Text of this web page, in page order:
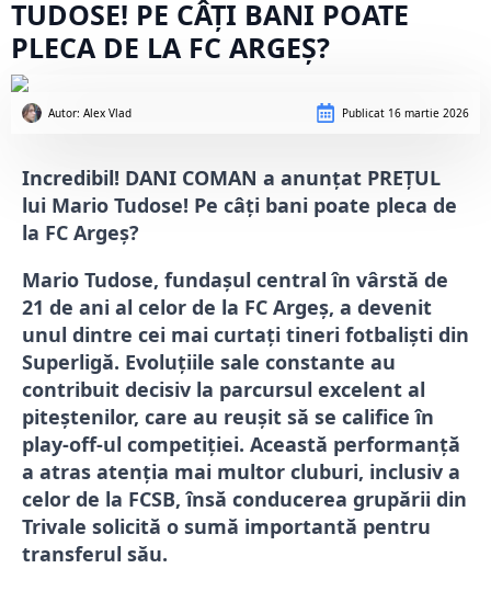
TUDOSE! PE CÂȚI BANI POATE
PLECA DE LA FC ARGEȘ?
Autor: Alex Vlad Publicat 16 martie 2026
Incredibil! DANI COMAN a anunțat PREȚUL
lui Mario Tudose! Pe câți bani poate pleca de
la FC Argeș?
Mario Tudose, fundașul central în vârstă de
21 de ani al celor de la FC Argeș, a devenit
unul dintre cei mai curtați tineri fotbaliști din
Superligă. Evoluțiile sale constante au
contribuit decisiv la parcursul excelent al
piteștenilor, care au reușit să se califice în
play-off-ul competiției. Această performanță
a atras atenția mai multor cluburi, inclusiv a
celor de la FCSB, însă conducerea grupării din
Trivale solicită o sumă importantă pentru
transferul său.